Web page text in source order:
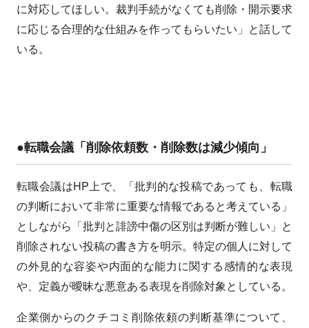
に対応してほしい。裁判手続がなくても削除・開示要求
に応じる合理的な仕組みを作ってもらいたい」と話して
いる。
●転職会議「削除依頼数・削除数は減少傾向」
転職会議はHP上で、「批判的な投稿であっても、転職
の判断において非常に重要な情報であると考えている」
としながら「批判と誹謗中傷の区別は判断が難しい」と
削除されない投稿の書き方を明示。特定の個人に対して
の外見的な容姿や内面的な能力に関する感情的な表現
や、定義が曖昧な悪意ある表現を削除対象としている。
企業側からのクチコミ削除依頼の判断基準について、